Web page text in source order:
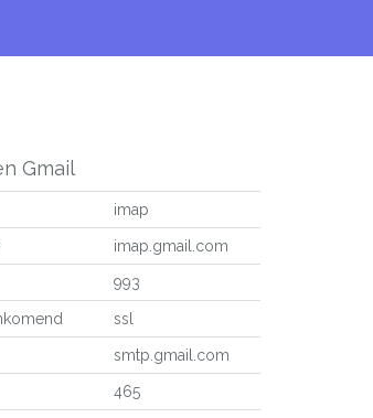
Gmail
imap
imap.gmail.com
993
ssl
smtp.gmail.com
465